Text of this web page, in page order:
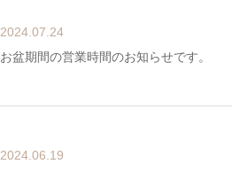
2024.07.24
お盆期間の営業時間のお知らせです。
2024.06.19